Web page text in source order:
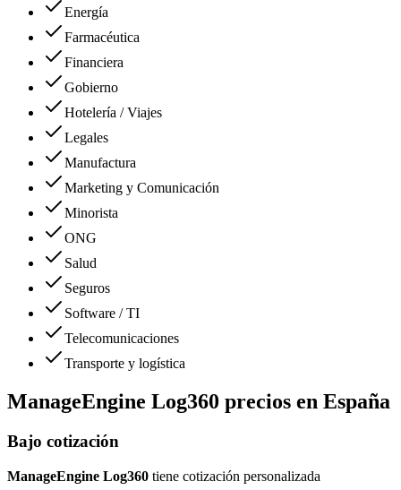
Energía
Farmacéutica
Financiera
Gobierno
Hotelería / Viajes
Legales
Manufactura
Marketing y Comunicación
Minorista
ONG
Salud
Seguros
Software / TI
Telecomunicaciones
Transporte y logística
ManageEngine Log360 precios en España
Bajo cotización
ManageEngine Log360 tiene cotización personalizada